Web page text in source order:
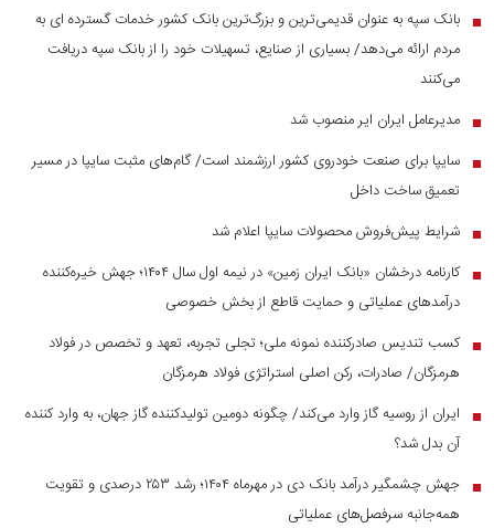
■ بانک سپه به عنوان قدیمی‌ترین و بزرگ‌ترین بانک کشور خدمات گسترده ای به
مردم ارائه می‌دهد/ بسیاری از صنایع، تسهیلات خود را از بانک سپه دریافت
می‌کنند
■ مدیرعامل ایران ایر منصوب شد
■ سایپا برای صنعت خودروی کشور ارزشمند است/ گام‌های مثبت سایپا در مسیر
تعمیق ساخت داخل
■ شرایط پیش‌فروش محصولات سایپا اعلام شد
■
کارنامه درخشان «بانک ایران زمین» در نیمه اول سال ۱۴۰۴؛ جهش خیره‌کننده
درآمد‌های عملیاتی و حمایت قاطع از بخش خصوصی
■ کسب تندیس صادرکننده نمونه ملی؛ تجلی تجربه، تعهد و تخصص در فولاد
هرمزگان/ صادرات، رکن اصلی استراتژی فولاد هرمزگان
■
ایران از روسیه گاز وارد می‌کند/ چگونه دومین تولیدکننده گاز جهان، به وارد کننده
آن بدل شد؟
■
جهش چشمگیر درآمد بانک دی در مهرماه ۱۴۰۴؛ رشد ۲۵۳ درصدی و تقویت
همه‌جانبه سرفصل‌های عملیاتی